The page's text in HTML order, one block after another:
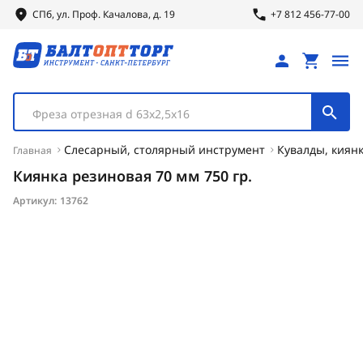
СПб, ул. Проф. Качалова, д. 19 +7 812 456-77-00
Фреза отрезная d 63х2,5х16
Главная Слесарный, столярный инструмент Кувалды,
Киянка резиновая 70 мм 750 гр.
Артикул: 13762